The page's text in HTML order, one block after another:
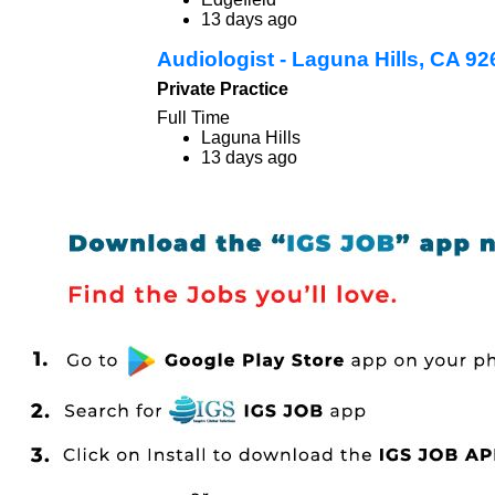
13 days ago
Audiologist - Laguna Hills, CA
Private Practice
Full Time
Laguna Hills
13 days ago